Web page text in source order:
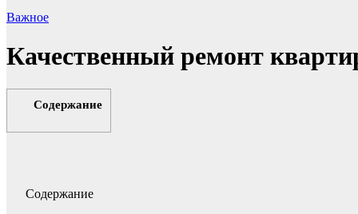
Важное
Качественный ремонт
Содержание
Содержание